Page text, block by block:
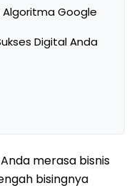
Algoritma Google
Digital Anda
merasa bisnis
bisingnya